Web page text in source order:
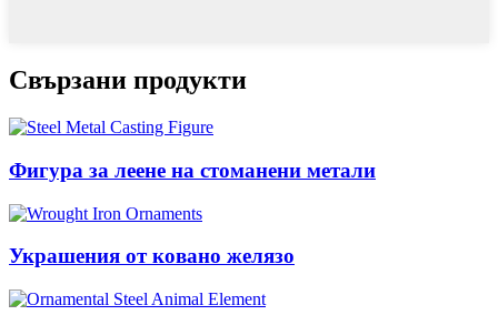
Свързани продукти
Фигура за леене на стоманени метали
Украшения от ковано желязо